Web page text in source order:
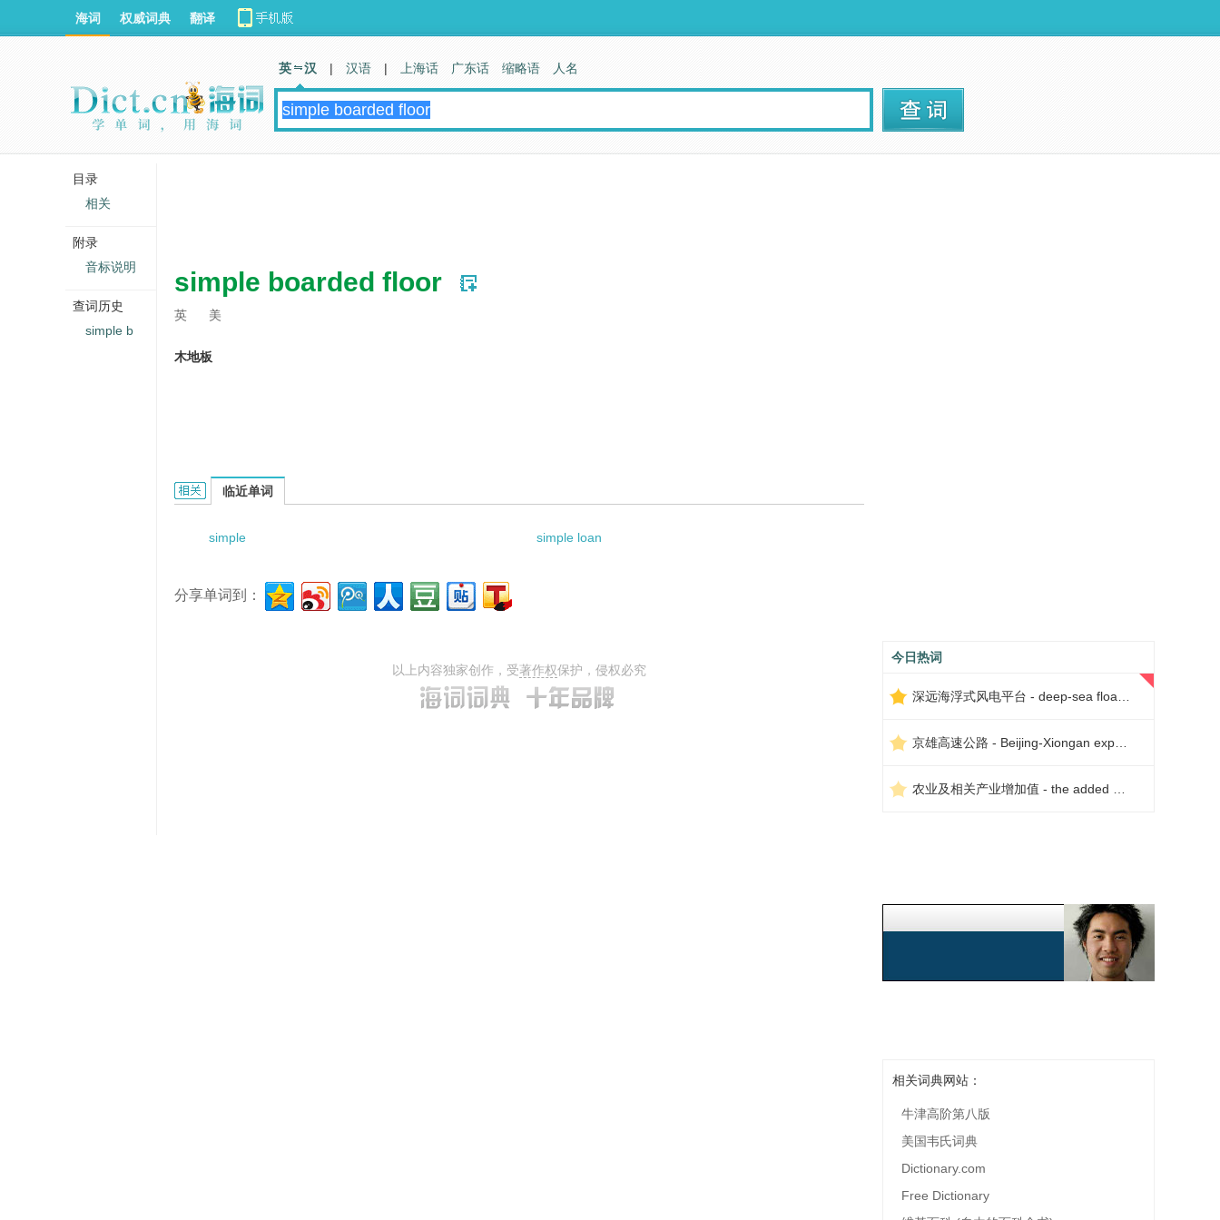
simple boarded floor
英 美
木地板
simple boarded floor的相关资料：
临近单词
simple simple loan
分享单词到：
以上内容独家创作，受著作权保护，侵权必究
今日热词
相关词典网站：
牛津高阶第八版
美国韦氏词典
Dictionary.com
Free Dictionary
海词 权威词典 翻译
英 汉 | 汉语 | 上海话 广东话 缩略语 人名
目录
相关
附录
音标说明
查词历史
simple b